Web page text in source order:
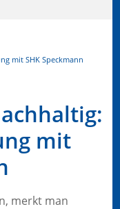
mit SHK Speckmann
mit
merkt man